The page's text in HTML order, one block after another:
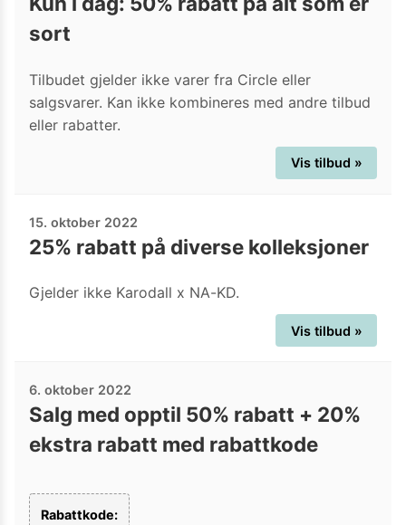
sort
Tilbudet gjelder ikke varer fra Circle eller
salgsvarer. Kan ikke kombineres med andre tilbud
eller rabatter.
Vis tilbud »
15. oktober 2022
25% rabatt på diverse kolleksjoner
Gjelder ikke Karodall x NA-KD.
Vis tilbud »
6. oktober 2022
Salg med opptil 50% rabatt + 20%
ekstra rabatt med rabattkode
Rabattkode: